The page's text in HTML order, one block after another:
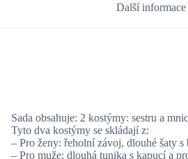
Další informace
Sada obsahuje: 2 kostýmy: sestru a
Tyto dva kostýmy se skládají z:
– Pro ženy: řeholní závoj, dlouhé šaty
– Pro muže: dlouhá tunika s kapucí a